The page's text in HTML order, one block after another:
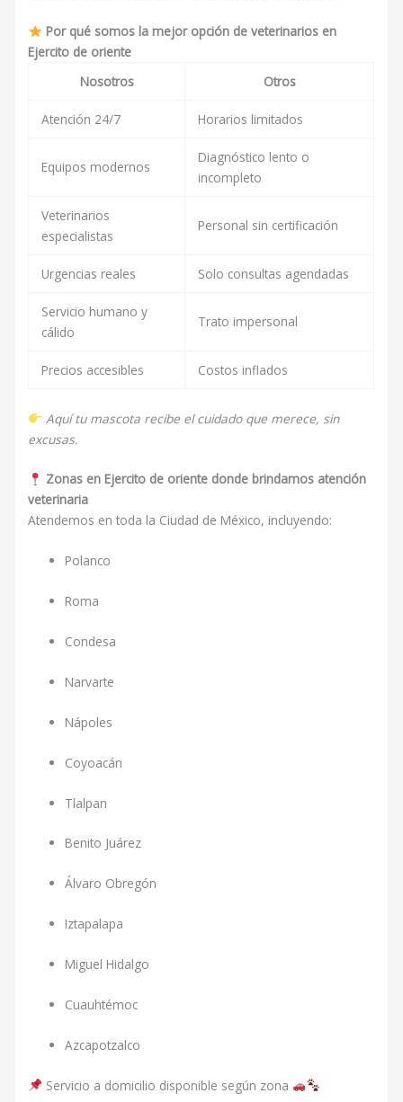
Por qué somos la mejor opción de veterinarios en
Ejercito de oriente
Nosotros
Otros
Atención 24/7 Horarios limitados
Equipos modernos
Diagnóstico lento o
incompleto
Veterinarios
especialistas
Personal sin certificación
Urgencias reales Solo consultas agendadas
Servicio humano y
cálido
Trato impersonal
Precios accesibles Costos inflados
Aquí tu mascota recibe el cuidado que merece, sin
excusas.
Zonas en Ejercito de oriente donde brindamos atención
veterinaria
Atendemos en toda la Ciudad de México, incluyendo:
Polanco
Roma
Condesa
Narvarte
Nápoles
Coyoacán
Tlalpan
Benito Juárez
Álvaro Obregón
Iztapalapa
Miguel Hidalgo
Cuauhtémoc
Azcapotzalco
Servicio a domicilio disponible según zona